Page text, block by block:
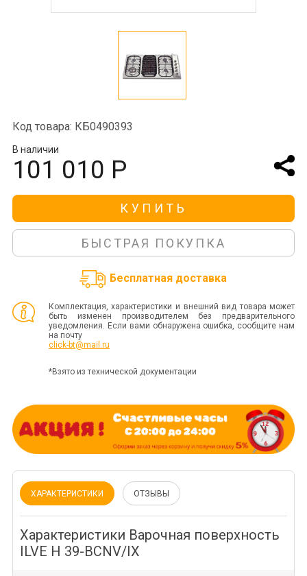
Код товара: КБ0490393
В наличии
101 010 Р
КУПИТЬ
БЫСТРАЯ ПОКУПКА
Бесплатная доставка
Комплектация, характеристики и внешний вид товара может
быть изменен производителем без предварительного
уведомления. Если вами обнаружена ошибка, сообщите нам
на почту
click-bt@mail.ru
*Взято из технической документации
ХАРАКТЕРИСТИКИ ОТЗЫВЫ
Характеристики Варочная поверхность
ILVE H 39-BCNV/IX